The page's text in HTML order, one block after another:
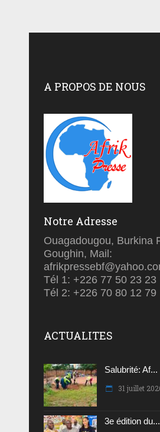
A PROPOS DE NOUS
Notre Adresse
Ouagadougou, Burkina
Goughin, Mail:
Tél 1: +226 77 50 23 23
Tél 2: +226 70 80 12 79
ACTUALITES
Salubrité: Af...
31 juillet
3e édition du...